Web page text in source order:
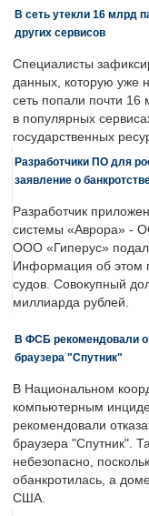
В сеть утекли 16 млрд
других сервисов
Специалисты
данных, которую уже
сеть попали почти 16
в популярных
государственных
Разработчики ПО для
заявление о
Разработчик
системы «Аврора» -
ООО «Гиперус»
Информация об этом
судов. Совокупный
миллиарда рублей.
В ФСБ рекомендовали
браузера "Спутник"
В Национальном
компьютерным
рекомендовали
браузера "Спутник".
небезопасно,
обанкротилась, а
США.